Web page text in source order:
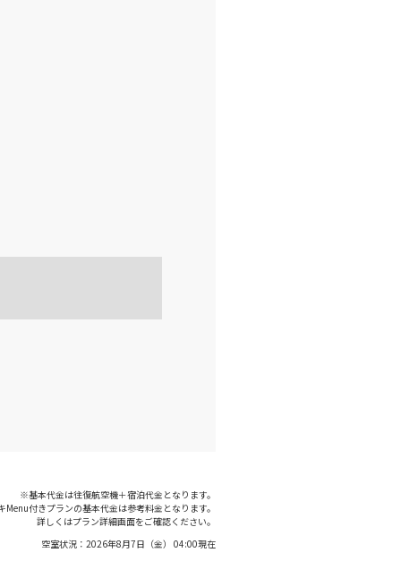
※基本代金は往復航空機＋宿泊代金となります。
付きプランの基本代金は参考料金となります。
詳しくはプラン詳細画面をご確認ください。
空室状況： 2026年8月7日（金） 04:00現在